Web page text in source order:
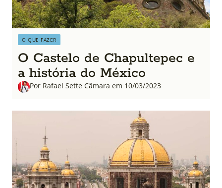
O QUE FAZER
O Castelo de Chapultepec e
a história do México
Por Rafael Sette Câmara em 10/03/2023